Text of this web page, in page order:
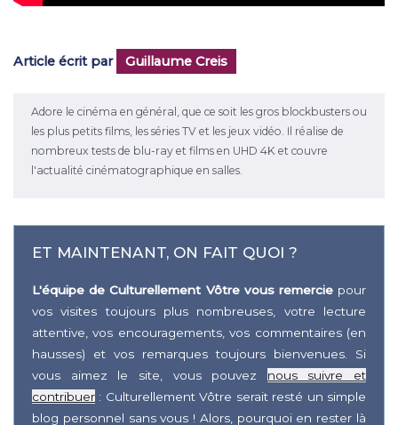
Article écrit par Guillaume Creis
Adore le cinéma en général, que ce soit les gros blockbusters ou
les plus petits films, les séries TV et les jeux vidéo. Il réalise de
nombreux tests de blu-ray et films en UHD 4K et couvre
l'actualité cinématographique en salles.
ET MAINTENANT, ON FAIT QUOI ?
L'équipe de Culturellement Vôtre vous remerciepour
vos visites toujours plus nombreuses, votre lecture
attentive, vos encouragements, vos commentaires (en
hausses) et vos remarques toujours bienvenues. Si
vous aimez le site, vous pouvez nous suivre et
contribuer : Culturellement Vôtre serait resté un simple
blog personnel sans vous ! Alors, pourquoi en rester là